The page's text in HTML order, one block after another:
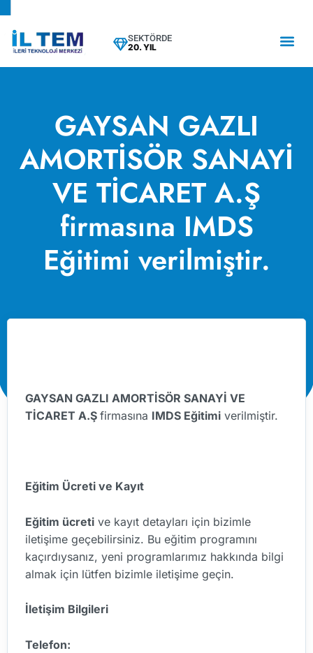
SEKTÖRDE
20. YIL
GAYSAN GAZLI
AMORTİSÖR SANAYİ
VE TİCARET A.Ş
firmasına IMDS
Eğitimi verilmiştir.
GAYSAN GAZLI AMORTİSÖR SANAYİ VE
TİCARET A.Ş firmasına IMDS Eğitimi verilmiştir.
Eğitim Ücreti ve Kayıt
Eğitim ücreti ve kayıt detayları için bizimle
iletişime geçebilirsiniz. Bu eğitim programını
kaçırdıysanız, yeni programlarımız hakkında bilgi
almak için lütfen bizimle iletişime geçin.
İletişim Bilgileri
Telefon: